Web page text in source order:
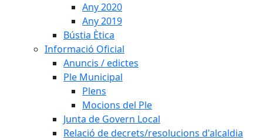
Any 2020
Any 2019
Bústia Ètica
Informació Oficial
Anuncis / edictes
Ple Municipal
Plens
Mocions del Ple
Junta de Govern Local
Relació de decrets/resolucions d'alcaldia